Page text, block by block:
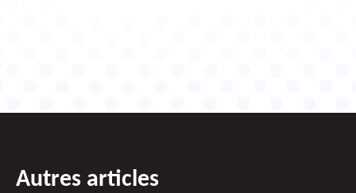
Autres articles